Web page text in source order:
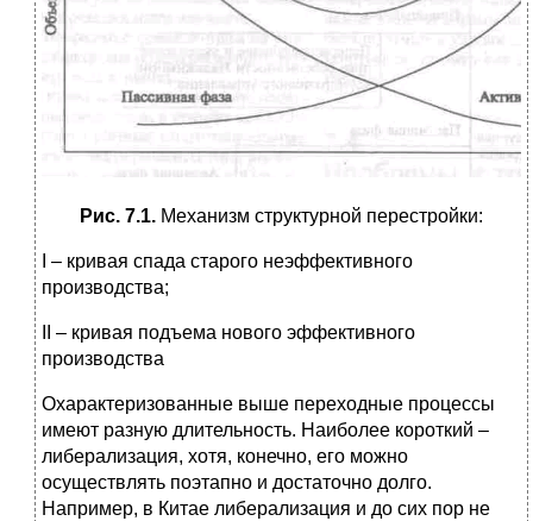
Рис. 7.1. Механизм структурной перестройки:
I – кривая спада старого неэффективного
производства;
II – кривая подъема нового эффективного
производства
Охарактеризованные выше переходные процессы
имеют разную длительность. Наиболее короткий –
либерализация, хотя, конечно, его можно
осуществлять поэтапно и достаточно долго.
Например, в Китае либерализация и до сих пор не